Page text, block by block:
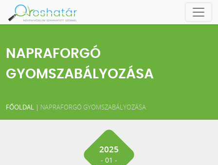
NAPRAFORGÓ
GYOMSZABÁLYOZÁSA
FŐOLDAL | NAPRAFORGÓ GYOMSZABÁLYOZÁSA
2025
- 01 -